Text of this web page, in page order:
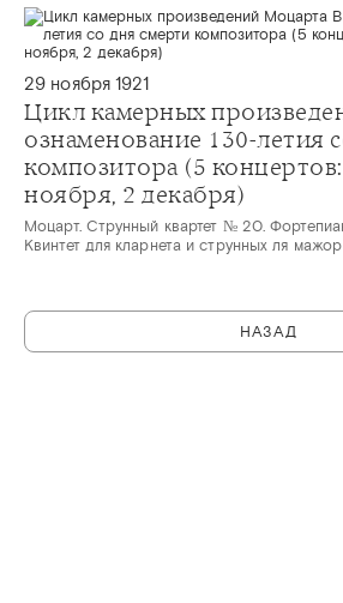
29 ноября 1921
Цикл камерных
ознаменование 130-летия
композитора (5 концертов:
ноября, 2 декабря)
Моцарт. Струнный квартет № 20.
Квинтет для кларнета и струнных ля мажор
НАЗАД